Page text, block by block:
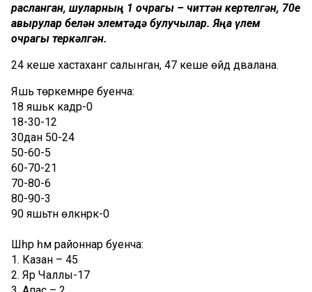
расланган, шуларның 1 очрагы – читтән кертелгән, 70е
авырулар белән элемтәдә булучылар. Яңа үлем
очрагы теркәлгән.
24 кеше хастаханәгә салынган, 47 кеше өйдә дәвалана.
Яшь төркемнәре буенча:
18 яшькә кадәр-0
18-30-12
30дан 50-24
50-60-5
60-70-21
70-80-6
80-90-3
90 яшьтән өлкәнрәк-0
Шәһәр һәм районнар буенча:
1. Казан – 45
2. Яр Чаллы-17